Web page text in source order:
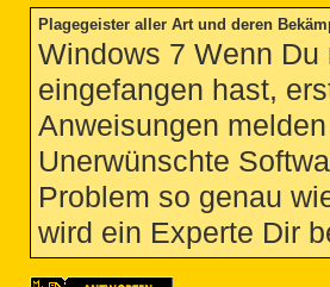
Plagegeister aller Art und deren
Windows 7 Wenn
eingefangen hast,
Anweisungen
Unerwünschte
Problem so genau
wird ein Experte Dir